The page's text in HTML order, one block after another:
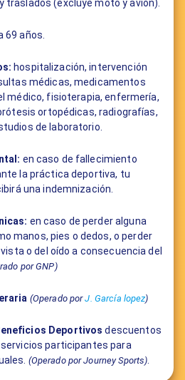
traslados (excluye moto y avión).
69 años.
​hospitalización, intervención
médicas, medicamentos
médico, fisioterapia, enfermería,
ortopédicas, radiografías,
de laboratorio.
en caso de fallecimiento
la práctica deportiva, tu
una indemnización.
en caso de perder alguna
manos, pies o dedos, o perder
o del oído a consecuencia del
por GNP)
(Operado porJ. García lopez)
Deportivos descuentos
participantes para
(Operado por Journey Sports)